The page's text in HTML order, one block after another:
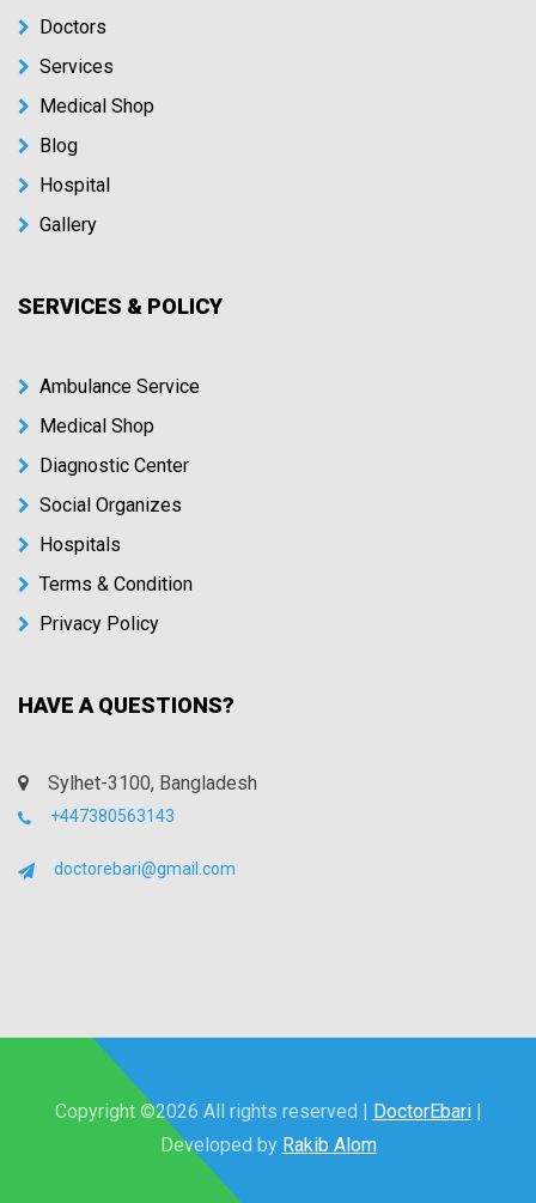
Doctors
Services
Medical Shop
Blog
Hospital
Gallery
SERVICES & POLICY
Ambulance Service
Medical Shop
Diagnostic Center
Social Organizes
Hospitals
Terms & Condition
Privacy Policy
HAVE A QUESTIONS?
Sylhet-3100, Bangladesh
+447380563143
doctorebari@gmail.com
Copyright ©2026 All rights reserved | DoctorEbari|
Developed by Rakib Alom